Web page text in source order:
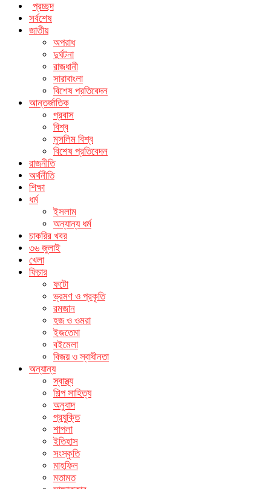
প্রচ্ছদ
সর্বশেষ
জাতীয়
অপরাধ
দুর্ঘটনা
রাজধানী
সারাবাংলা
বিশেষ প্রতিবেদন
আন্তর্জাতিক
প্রবাস
বিশ্ব
মুসলিম বিশ্ব
বিশেষ প্রতিবেদন
রাজনীতি
অর্থনীতি
শিক্ষা
ধর্ম
ইসলাম
অন্যান্য ধর্ম
চাকরির খবর
৩৬ জুলাই
খেলা
ফিচার
ফটো
ভ্রমণ ও প্রকৃতি
রমজান
হজ ও ওমরা
ইজতেমা
বইমেলা
বিজয় ও স্বাধীনতা
অন্যান্য
স্বাস্থ্য
শিল্প সাহিত্য
অনুবাদ
প্রযুক্তি
শাপলা
ইতিহাস
সংস্কৃতি
মাহফিল
মতামত